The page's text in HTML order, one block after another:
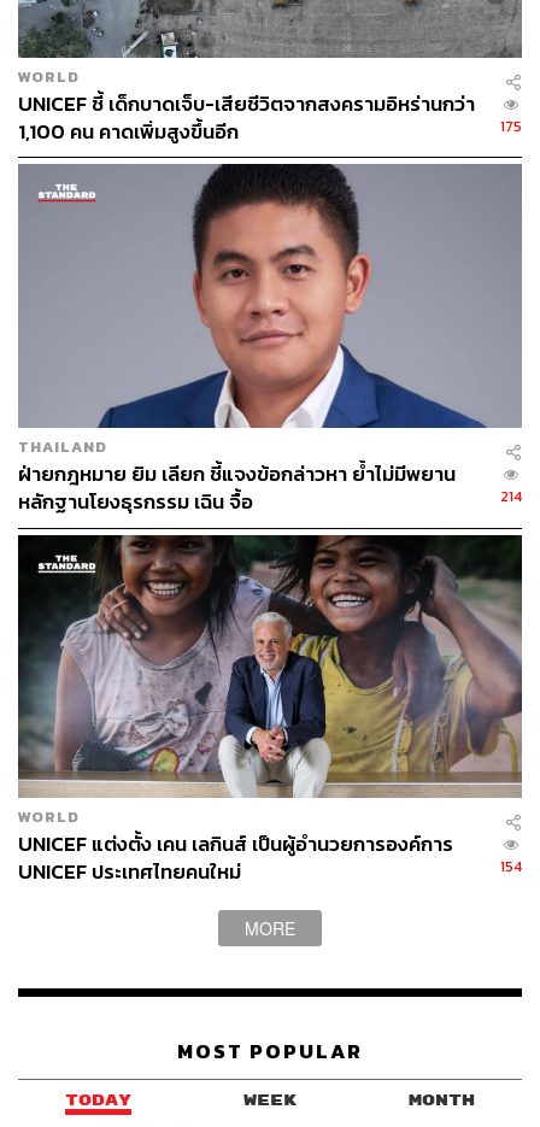
กลุ่มครูขอสอน
กลุ่มโมกหลวงริมน้ำ
สหภาพคนทำงาน หยก ธนลภย์
WORLD
UNICEF ชี้ เด็กบาดเจ็บ-เสียชีวิตจากสงครามอิหร่านกว่า
1,100 คน คาดเพิ่มสูงขึ้นอีก
175
THAILAND
ฝ่ายกฎหมาย ยิม เลียก ชี้แจงข้อกล่าวหา ย้ำไม่มีพยาน
หลักฐานโยงธุรกรรม เฉิน จื้อ
214
WORLD
UNICEF แต่งตั้ง เคน เลกินส์ เป็นผู้อำนวยการองค์การ
UNICEF ประเทศไทยคนใหม่
154
MORE
MOST POPULAR
TODAY WEEK MONTH